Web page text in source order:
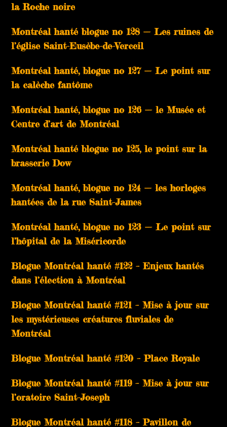
la Roche noire
Montréal hanté blogue no 128 — Les ruines de
l’église Saint-Eusèbe-de-Verceil
Montréal hanté, blogue no 127 — Le point sur
la calèche fantôme
Montréal hanté, blogue no 126 — le Musée et
Centre d’art de Montréal
Montréal hanté blogue no 125, le point sur la
brasserie Dow
Montréal hanté, blogue no 124 — les horloges
hantées de la rue Saint-James
Montréal hanté, blogue no 123 — Le point sur
l’hôpital de la Miséricorde
Blogue Montréal hanté #122 – Enjeux hantés
dans l’élection à Montréal
Blogue Montréal hanté #121 – Mise à jour sur
les mystérieuses créatures fluviales de
Montréal
Blogue Montréal hanté #120 – Place Royale
Blogue Montréal hanté #119 – Mise à jour sur
l’oratoire Saint-Joseph
Blogue Montréal hanté #118 – Pavillon de